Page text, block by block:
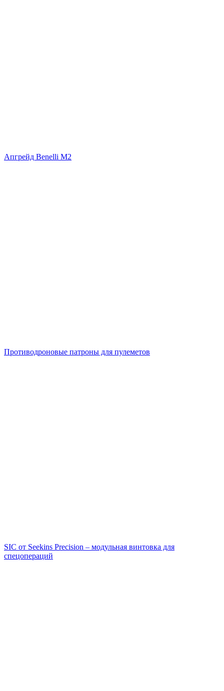
Апгрейд Benelli M2
Противодроновые патроны для пулеметов
SIC от Seekins Precision – модульная винтовка для
спецопераций